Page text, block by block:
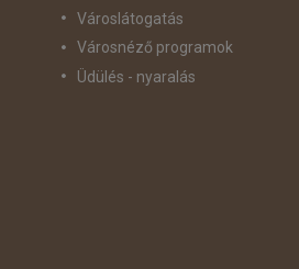
Városlátogatás
Városnéző programok
Üdülés - nyaralás